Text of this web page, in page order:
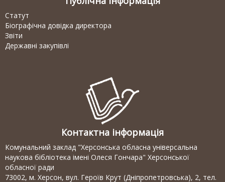
Статут
Біографічна довідка директора
Звіти
Державні закупівлі
Контактна інформація
Комунальний заклад "Херсонська обласна універсальна
наукова бібліотека імені Олеся Гончара" Херсонської
обласної ради
73002, м. Херсон, вул. Героїв Крут (Дніпропетровська), 2, тел.